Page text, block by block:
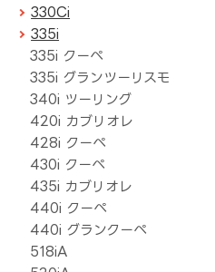
330Ci
335i
335i クーペ
335i グランツーリスモ
340i ツーリング
420i カブリオレ
428i クーペ
430i クーペ
435i カブリオレ
440i クーペ
440i グランクーペ
518iA